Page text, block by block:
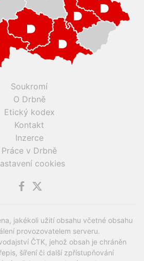
Soukromí
O Drbně
Etický kodex
Kontakt
Inzerce
Práce v Drbně
cookies
jakékoli užití obsahu včetné obsahu
provozovatelem serveru.
ČTK, jehož obsah je chráněn
šíření či další zpřístupňování